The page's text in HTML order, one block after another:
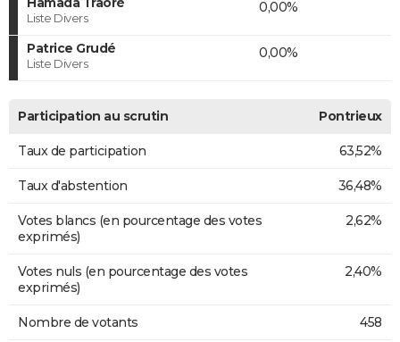
Liste Divers
0,00%
Patrice Grudé
Liste Divers
0,00%
Participation au scrutin Pontrieux
Taux de participation 63,52%
Taux d'abstention 36,48%
Votes blancs (en pourcentage des votes
exprimés)
2,62%
Votes nuls (en pourcentage des votes
exprimés)
2,40%
Nombre de votants 458